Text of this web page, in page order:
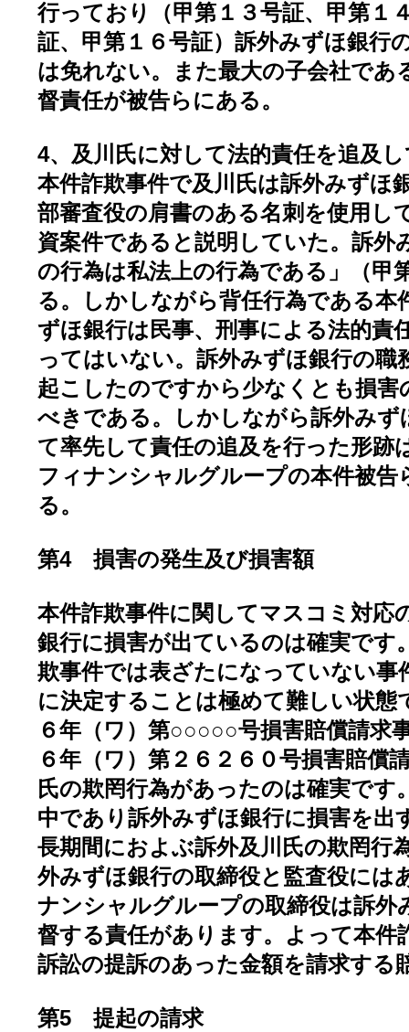
行っており（甲第１３号証、甲第１
証、甲第１６号証）訴外みずほ銀行
は免れない。また最大の子会社であ
督責任が被告らにある。
4、及川氏に対して法的責任を追及
本件詐欺事件で及川氏は訴外みずほ
部審査役の肩書のある名刺を使用し
資案件であると説明していた。訴外
の行為は私法上の行為である」（甲
る。しかしながら背任行為である本
ずほ銀行は民事、刑事による法的責
ってはいない。訴外みずほ銀行の職
起こしたのですから少なくとも損害
べきである。しかしながら訴外みず
て率先して責任の追及を行った形跡
フィナンシャルグループの本件被告
る。
第4 損害の発生及び損害額
本件詐欺事件に関してマスコミ対応
銀行に損害が出ているのは確実です
欺事件では表ざたになっていない事
に決定することは極めて難しい状態
６年（ワ）第○○○○○号損害賠償請求
６年（ワ）第２６２６０号損害賠償
氏の欺罔行為があったのは確実です
中であり訴外みずほ銀行に損害を出
長期間におよぶ訴外及川氏の欺罔行
外みずほ銀行の取締役と監査役には
ナンシャルグループの取締役は訴外
督する責任があります。よって本件
訴訟の提訴のあった金額を請求する
第5 提起の請求